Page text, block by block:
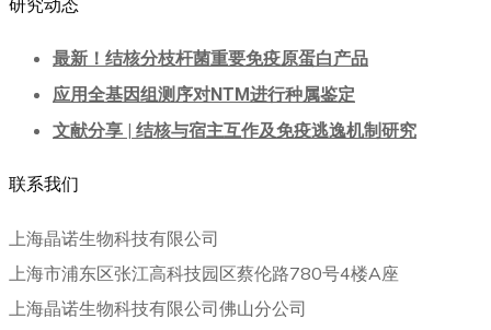
研究动态
最新！结核分枝杆菌重要免疫原蛋白产品
应用全基因组测序对NTM进行种属鉴定
文献分享 | 结核与宿主互作及免疫逃逸机制研究
联系我们
上海晶诺生物科技有限公司
上海市浦东区张江高科技园区蔡伦路780号4楼A座
上海晶诺生物科技有限公司佛山分公司